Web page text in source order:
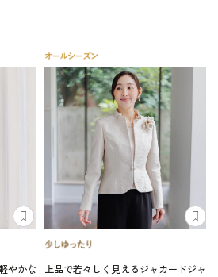
やかな
上品で若々しく見えるジャカードジャ